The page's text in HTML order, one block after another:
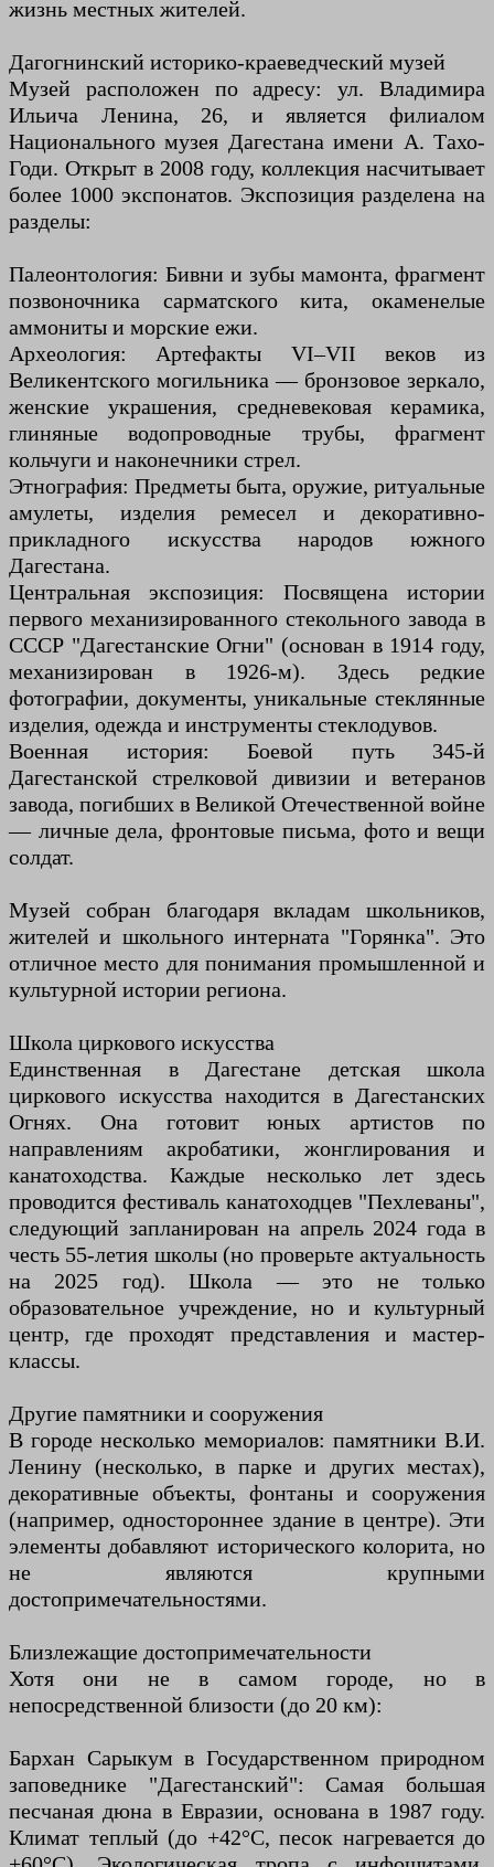
жизнь местных жителей.
Дагогнинский историко-краеведческий музей
Музей расположен по адресу: ул. Владимира
Ильича Ленина, 26, и является филиалом
Национального музея Дагестана имени А. Тахо-
Годи. Открыт в 2008 году, коллекция насчитывает
более 1000 экспонатов. Экспозиция разделена на
разделы:
Палеонтология: Бивни и зубы мамонта, фрагмент
позвоночника сарматского кита, окаменелые
аммониты и морские ежи.
Археология: Артефакты VI–VII веков из
Великентского могильника — бронзовое зеркало,
женские украшения, средневековая керамика,
глиняные водопроводные трубы, фрагмент
кольчуги и наконечники стрел.
Этнография: Предметы быта, оружие, ритуальные
амулеты, изделия ремесел и декоративно-
прикладного искусства народов южного
Дагестана.
Центральная экспозиция: Посвящена истории
первого механизированного стекольного завода в
СССР "Дагестанские Огни" (основан в 1914 году,
механизирован в 1926-м). Здесь редкие
фотографии, документы, уникальные стеклянные
изделия, одежда и инструменты стеклодувов.
Военная история: Боевой путь 345-й
Дагестанской стрелковой дивизии и ветеранов
завода, погибших в Великой Отечественной войне
— личные дела, фронтовые письма, фото и вещи
солдат.
Музей собран благодаря вкладам школьников,
жителей и школьного интерната "Горянка". Это
отличное место для понимания промышленной и
культурной истории региона.
Школа циркового искусства
Единственная в Дагестане детская школа
циркового искусства находится в Дагестанских
Огнях. Она готовит юных артистов по
направлениям акробатики, жонглирования и
канатоходства. Каждые несколько лет здесь
проводится фестиваль канатоходцев "Пехлеваны",
следующий запланирован на апрель 2024 года в
честь 55-летия школы (но проверьте актуальность
на 2025 год). Школа — это не только
образовательное учреждение, но и культурный
центр, где проходят представления и мастер-
классы.
Другие памятники и сооружения
В городе несколько мемориалов: памятники В.И.
Ленину (несколько, в парке и других местах),
декоративные объекты, фонтаны и сооружения
(например, одностороннее здание в центре). Эти
элементы добавляют исторического колорита, но
не являются крупными
достопримечательностями.
Близлежащие достопримечательности
Хотя они не в самом городе, но в
непосредственной близости (до 20 км):
Бархан Сарыкум в Государственном природном
заповеднике "Дагестанский": Самая большая
песчаная дюна в Евразии, основана в 1987 году.
Климат теплый (до +42°C, песок нагревается до